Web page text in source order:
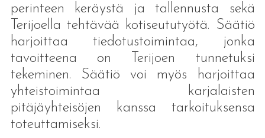
perinteen keräystä ja tallennusta sekä
Terijoella tehtävää kotiseututyötä. Säätiö
harjoittaa tiedotustoimintaa, jonka
tavoitteena on Terijoen tunnetuksi
tekeminen. Säätiö voi myös harjoittaa
yhteistoimintaa karjalaisten
pitäjäyhteisöjen kanssa tarkoituksensa
toteuttamiseksi.